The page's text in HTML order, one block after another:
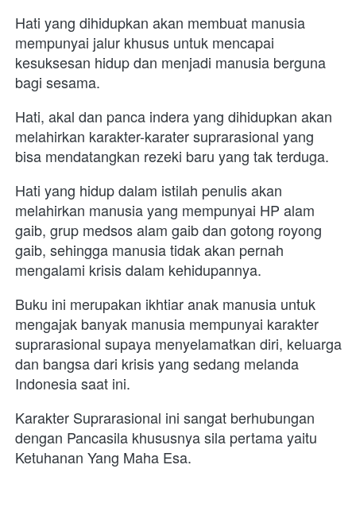
Hati yang dihidupkan akan membuat manusia
mempunyai jalur khusus untuk mencapai
kesuksesan hidup dan menjadi manusia berguna
bagi sesama.
Hati, akal dan panca indera yang dihidupkan akan
melahirkan karakter-karater suprarasional yang
bisa mendatangkan rezeki baru yang tak terduga.
Hati yang hidup dalam istilah penulis akan
melahirkan manusia yang mempunyai HP alam
gaib, grup medsos alam gaib dan gotong royong
gaib, sehingga manusia tidak akan pernah
mengalami krisis dalam kehidupannya.
Buku ini merupakan ikhtiar anak manusia untuk
mengajak banyak manusia mempunyai karakter
suprarasional supaya menyelamatkan diri, keluarga
dan bangsa dari krisis yang sedang melanda
Indonesia saat ini.
Karakter Suprarasional ini sangat berhubungan
dengan Pancasila khususnya sila pertama yaitu
Ketuhanan Yang Maha Esa.